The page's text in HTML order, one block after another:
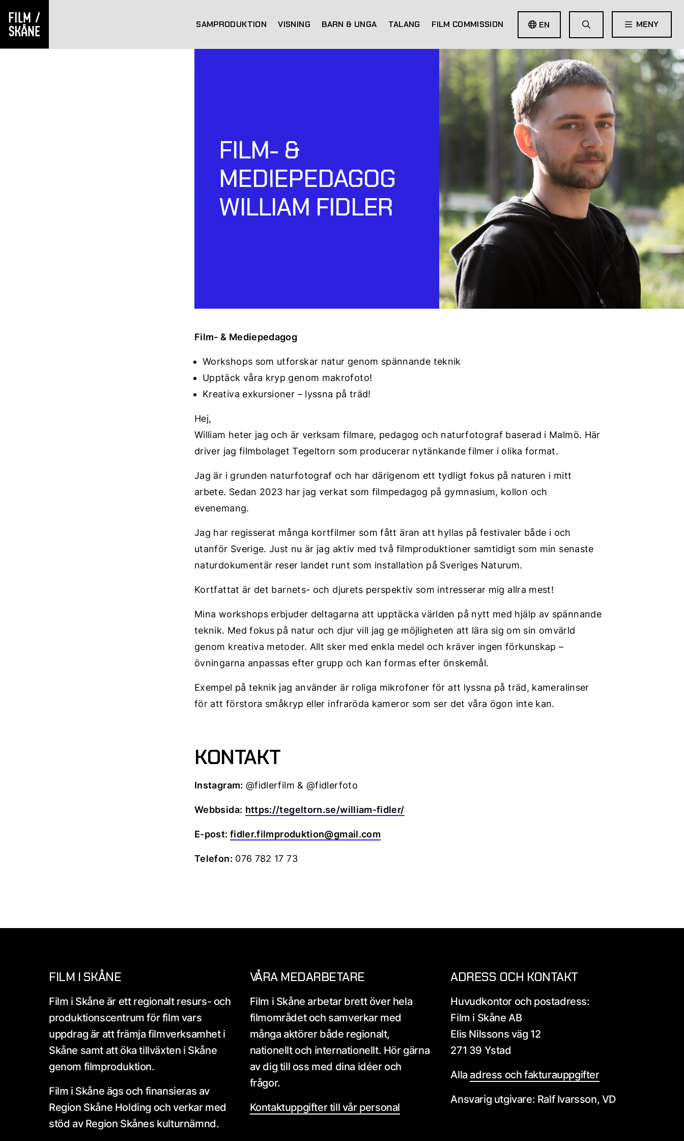
SAMPRODUKTION VISNING BARN & UNGA TALANG FILM COMMISSION EN MENY
FILM- &
MEDIEPEDAGOG
WILLIAM FIDLER
Film- & Mediepedagog
Workshops som utforskar natur genom spännande teknik
Upptäck våra kryp genom makrofoto!
Kreativa exkursioner – lyssna på träd!
Hej,
William heter jag och är verksam filmare, pedagog och naturfotograf baserad i Malmö. Här
driver jag filmbolaget Tegeltorn som producerar nytänkande filmer i olika format.
Jag är i grunden naturfotograf och har därigenom ett tydligt fokus på naturen i mitt
arbete. Sedan 2023 har jag verkat som filmpedagog på gymnasium, kollon och
evenemang.
Jag har regisserat många kortfilmer som fått äran att hyllas på festivaler både i och
utanför Sverige. Just nu är jag aktiv med två filmproduktioner samtidigt som min senaste
naturdokumentär reser landet runt som installation på Sveriges Naturum.
Kortfattat är det barnets- och djurets perspektiv som intresserar mig allra mest!
Mina workshops erbjuder deltagarna att upptäcka världen på nytt med hjälp av spännande
teknik. Med fokus på natur och djur vill jag ge möjligheten att lära sig om sin omvärld
genom kreativa metoder. Allt sker med enkla medel och kräver ingen förkunskap –
övningarna anpassas efter grupp och kan formas efter önskemål.
Exempel på teknik jag använder är roliga mikrofoner för att lyssna på träd, kameralinser
för att förstora småkryp eller infraröda kameror som ser det våra ögon inte kan.
KONTAKT
Instagram: @fidlerfilm & @fidlerfoto
Webbsida: https://tegeltorn.se/william-fidler/
E-post: fidler.filmproduktion@gmail.com
Telefon: 076 782 17 73
FILM I SKÅNE
Film i Skåne är ett regionalt resurs- och
produktionscentrum för film vars
uppdrag är att främja filmverksamhet i
Skåne samt att öka tillväxten i Skåne
genom filmproduktion.
Film i Skåne ägs och finansieras av
Region Skåne Holding och verkar med
stöd av Region Skånes kulturnämnd.
VÅRA MEDARBETARE
Film i Skåne arbetar brett över hela
filmområdet och samverkar med
många aktörer både regionalt,
nationellt och internationellt. Hör gärna
av dig till oss med dina idéer och
frågor.
Kontaktuppgifter till vår personal
ADRESS OCH KONTAKT
Huvudkontor och postadress:
Film i Skåne AB
Elis Nilssons väg 12
271 39 Ystad
Alla adress och fakturauppgifter
Ansvarig utgivare: Ralf Ivarsson, VD